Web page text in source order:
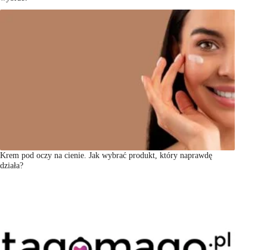
Krem pod oczy na cienie. Jak wybrać produkt, który naprawdę
działa?